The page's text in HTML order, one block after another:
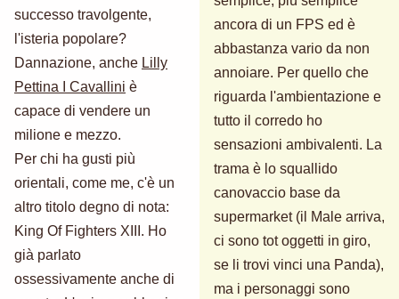
successo travolgente,
l'isteria popolare?
Dannazione, anche Lilly
Pettina I Cavallini è
capace di vendere un
milione e mezzo.
Per chi ha gusti più
orientali, come me, c'è un
altro titolo degno di nota:
King Of Fighters XIII. Ho
già parlato
ossessivamente anche di
ancora di un FPS ed è
abbastanza vario da non
annoiare. Per quello che
riguarda l'ambientazione e
tutto il corredo ho
sensazioni ambivalenti. La
trama è lo squallido
canovaccio base da
supermarket (il Male arriva,
ci sono tot oggetti in giro,
se li trovi vinci una Panda),
ma i personaggi sono